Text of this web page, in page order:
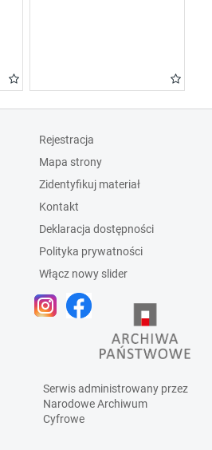
Rejestracja
Mapa strony
Zidentyfikuj materiał
Kontakt
Deklaracja dostępności
Polityka prywatności
Włącz nowy slider
Serwis administrowany przez
Narodowe Archiwum
Cyfrowe